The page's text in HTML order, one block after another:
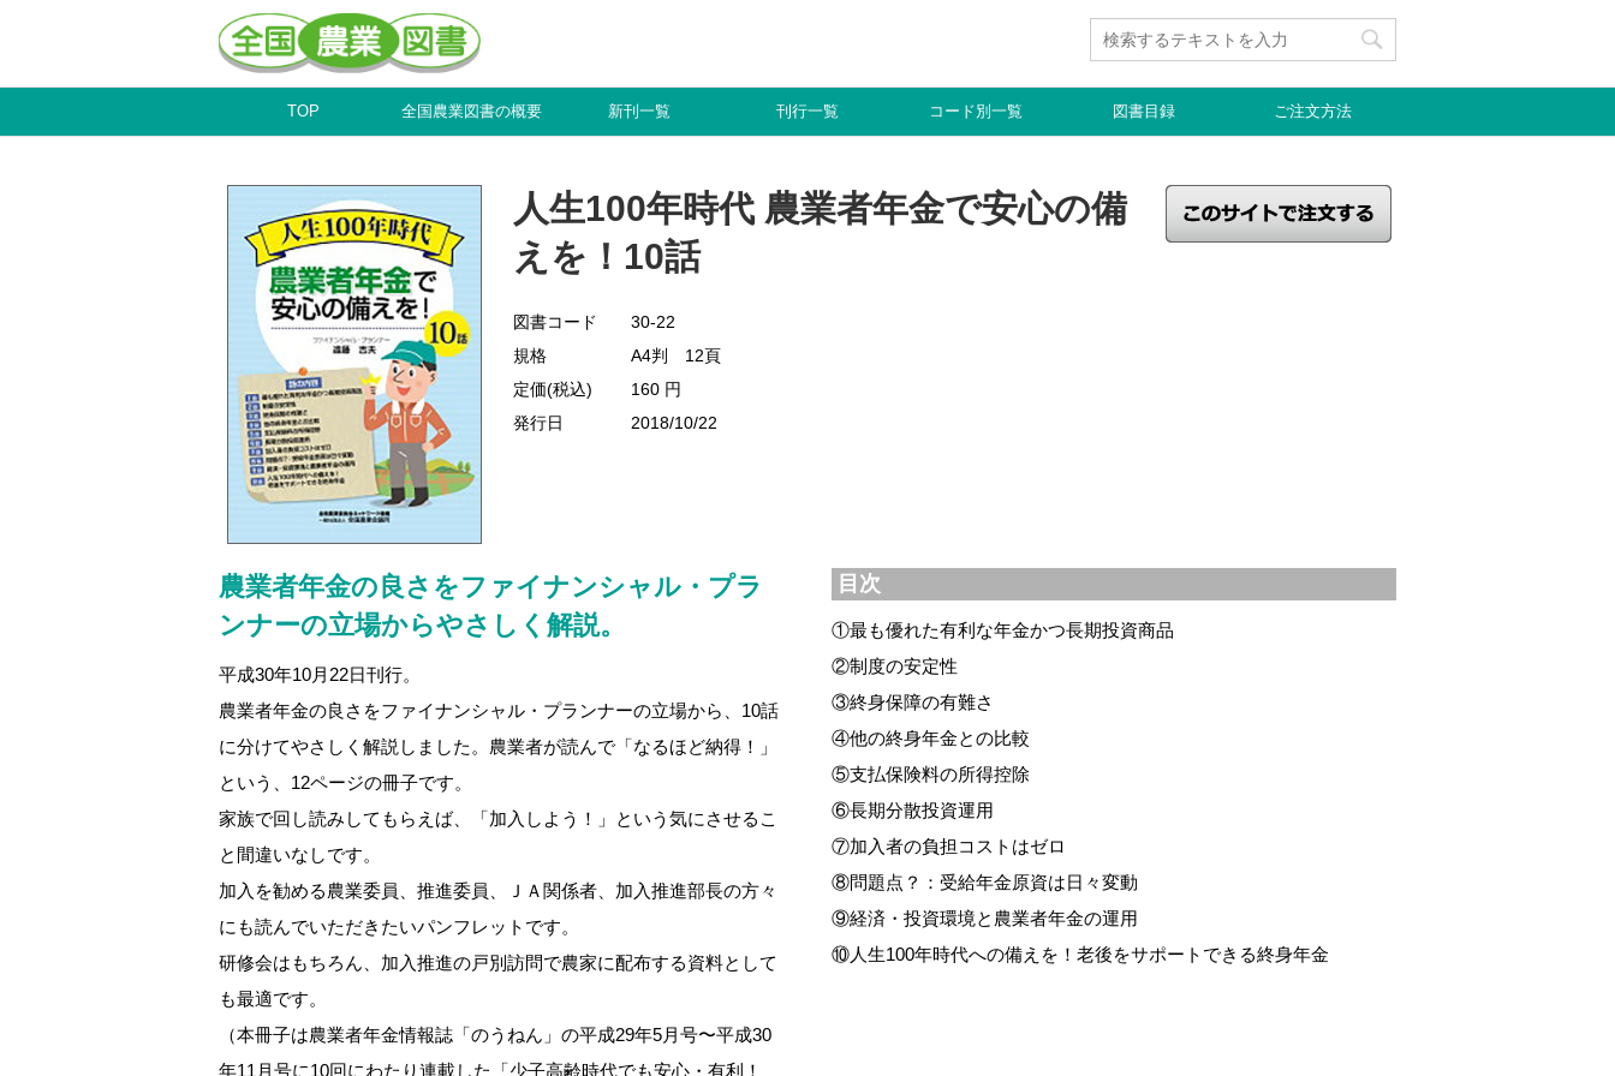
TOP 全国農業図書の概要 新刊一覧 刊行一覧 コード別一覧 図書目録 ご注文方法
人生100年時代 農業者年金で安心の備
えを！10話
図書コード
30-22
規格
A4判 12頁
定価(税込)
160 円
発行日
2018/10/22
農業者年金の良さをファイナンシャル・プラ
ンナーの立場からやさしく解説。
平成30年10月22日刊行。
農業者年金の良さをファイナンシャル・プランナーの立場から、10話
に分けてやさしく解説しました。農業者が読んで「なるほど納得！」
という、12ページの冊子です。
家族で回し読みしてもらえば、「加入しよう！」という気にさせるこ
と間違いなしです。
加入を勧める農業委員、推進委員、ＪＡ関係者、加入推進部長の方々
にも読んでいただきたいパンフレットです。
研修会はもちろん、加入推進の戸別訪問で農家に配布する資料として
も最適です。
（本冊子は農業者年金情報誌「のうねん」の平成29年5月号〜平成30
年11月号に10回にわたり連載した「少子高齢時代でも安心・有利！
目次
①最も優れた有利な年金かつ長期投資商品
②制度の安定性
③終身保障の有難さ
④他の終身年金との比較
⑤支払保険料の所得控除
⑥長期分散投資運用
⑦加入者の負担コストはゼロ
⑧問題点？：受給年金原資は日々変動
⑨経済・投資環境と農業者年金の運用
⑩人生100年時代への備えを！老後をサポートできる終身年金